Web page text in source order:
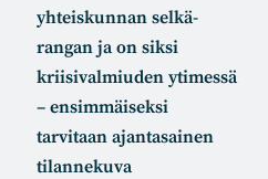
yhteiskunnan selkä­
rangan ja on siksi
kriisivalmiuden ytimessä
– ensimmäiseksi
tarvitaan ajantasainen
tilannekuva